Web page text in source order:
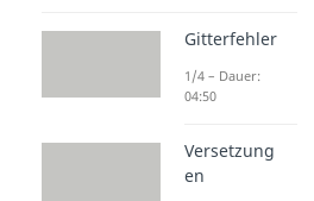
Gitterfehler
1/4 – Dauer:
04:50
Versetzung
en